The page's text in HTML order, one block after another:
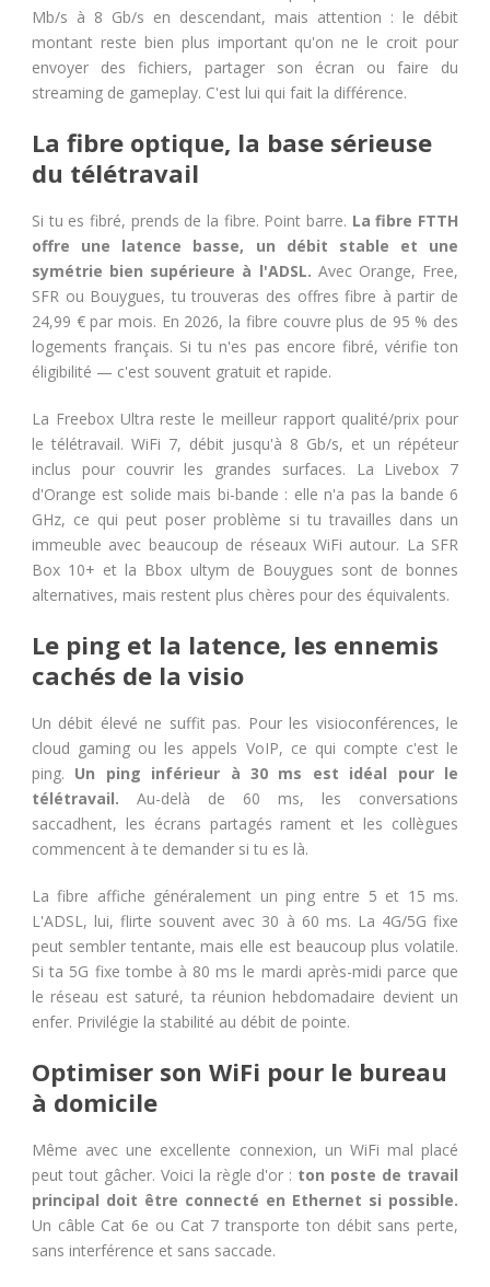
Mb/s à 8 Gb/s en descendant, mais attention : le débit
montant reste bien plus important qu'on ne le croit pour
envoyer des fichiers, partager son écran ou faire du
streaming de gameplay. C'est lui qui fait la différence.
La fibre optique, la base sérieuse
du télétravail
Si tu es fibré, prends de la fibre. Point barre. La fibre FTTH
offre une latence basse, un débit stable et une
symétrie bien supérieure à l'ADSL. Avec Orange, Free,
SFR ou Bouygues, tu trouveras des offres fibre à partir de
24,99 € par mois. En 2026, la fibre couvre plus de 95 % des
logements français. Si tu n'es pas encore fibré, vérifie ton
éligibilité — c'est souvent gratuit et rapide.
La Freebox Ultra reste le meilleur rapport qualité/prix pour
le télétravail. WiFi 7, débit jusqu'à 8 Gb/s, et un répéteur
inclus pour couvrir les grandes surfaces. La Livebox 7
d'Orange est solide mais bi-bande : elle n'a pas la bande 6
GHz, ce qui peut poser problème si tu travailles dans un
immeuble avec beaucoup de réseaux WiFi autour. La SFR
Box 10+ et la Bbox ultym de Bouygues sont de bonnes
alternatives, mais restent plus chères pour des équivalents.
Le ping et la latence, les ennemis
cachés de la visio
Un débit élevé ne suffit pas. Pour les visioconférences, le
cloud gaming ou les appels VoIP, ce qui compte c'est le
ping. Un ping inférieur à 30 ms est idéal pour le
télétravail. Au-delà de 60 ms, les conversations
saccadhent, les écrans partagés rament et les collègues
commencent à te demander si tu es là.
La fibre affiche généralement un ping entre 5 et 15 ms.
L'ADSL, lui, flirte souvent avec 30 à 60 ms. La 4G/5G fixe
peut sembler tentante, mais elle est beaucoup plus volatile.
Si ta 5G fixe tombe à 80 ms le mardi après-midi parce que
le réseau est saturé, ta réunion hebdomadaire devient un
enfer. Privilégie la stabilité au débit de pointe.
Optimiser son WiFi pour le bureau
à domicile
Même avec une excellente connexion, un WiFi mal placé
peut tout gâcher. Voici la règle d'or : ton poste de travail
principal doit être connecté en Ethernet si possible.
Un câble Cat 6e ou Cat 7 transporte ton débit sans perte,
sans interférence et sans saccade.